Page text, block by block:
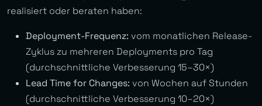
realisiert oder beraten haben:
Deployment-Frequenz: vom monatlichen Release-
Zyklus zu mehreren Deployments pro Tag
(durchschnittliche Verbesserung 15–30×)
Lead Time for Changes: von Wochen auf Stunden
(durchschnittliche Verbesserung 10–20×)